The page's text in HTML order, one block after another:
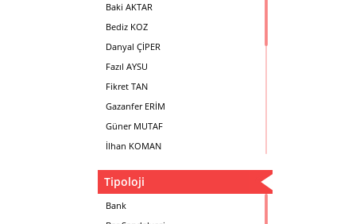
Baki AKTAR
Bediz KOZ
Danyal ÇİPER
Fazıl AYSU
Fikret TAN
Gazanfer ERİM
Güner MUTAF
İlhan KOMAN
Metin Atabey ATA
Minas BOYACIYAN
Tipoloji
Bank